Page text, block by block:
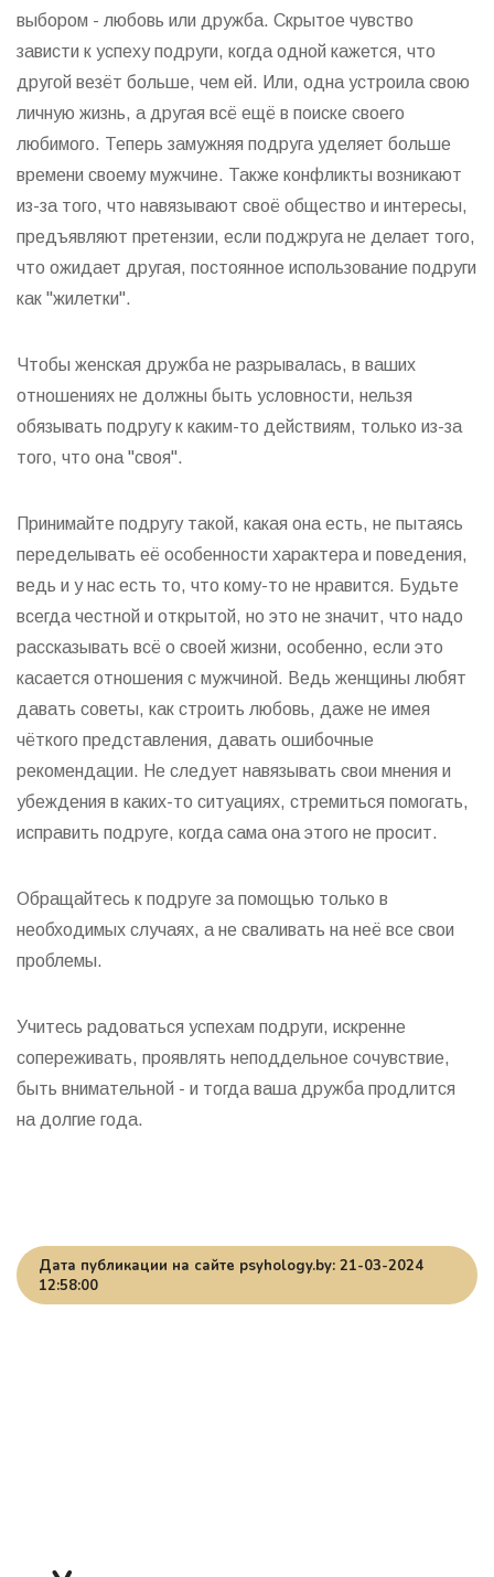
выбором - любовь или дружба. Скрытое чувство
зависти к успеху подруги, когда одной кажется, что
другой везёт больше, чем ей. Или, одна устроила свою
личную жизнь, а другая всё ещё в поиске своего
любимого. Теперь замужняя подруга уделяет больше
времени своему мужчине. Также конфликты возникают
из-за того, что навязывают своё общество и интересы,
предъявляют претензии, если поджруга не делает того,
что ожидает другая, постоянное использование подруги
как "жилетки".
Чтобы женская дружба не разрывалась, в ваших
отношениях не должны быть условности, нельзя
обязывать подругу к каким-то действиям, только из-за
того, что она "своя".
Принимайте подругу такой, какая она есть, не пытаясь
переделывать её особенности характера и поведения,
ведь и у нас есть то, что кому-то не нравится. Будьте
всегда честной и открытой, но это не значит, что надо
рассказывать всё о своей жизни, особенно, если это
касается отношения с мужчиной. Ведь женщины любят
давать советы, как строить любовь, даже не имея
чёткого представления, давать ошибочные
рекомендации. Не следует навязывать свои мнения и
убеждения в каких-то ситуациях, стремиться помогать,
исправить подруге, когда сама она этого не просит.
Обращайтесь к подруге за помощью только в
необходимых случаях, а не сваливать на неё все свои
проблемы.
Учитесь радоваться успехам подруги, искренне
сопереживать, проявлять неподдельное сочувствие,
быть внимательной - и тогда ваша дружба продлится
на долгие года.
Дата публикации на сайте psyhology.by: 21-03-2024
12:58:00